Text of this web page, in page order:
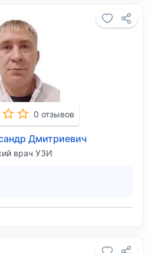
0 отзывов
Дмитриевич
врач УЗИ